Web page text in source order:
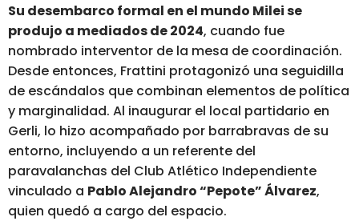
Su desembarco formal en el mundo Milei se
produjo a mediados de 2024, cuando fue
nombrado interventor de la mesa de coordinación.
Desde entonces, Frattini protagonizó una seguidilla
de escándalos que combinan elementos de política
y marginalidad. Al inaugurar el local partidario en
Gerli, lo hizo acompañado por barrabravas de su
entorno, incluyendo a un referente del
paravalanchas del Club Atlético Independiente
vinculado a Pablo Alejandro “Pepote” Álvarez,
quien quedó a cargo del espacio.